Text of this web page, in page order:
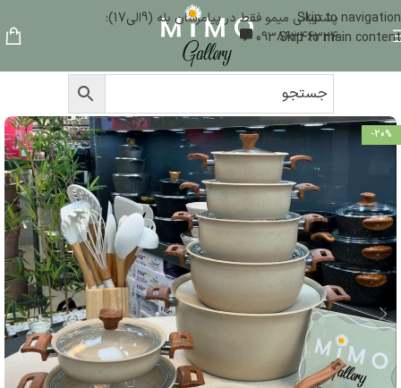
Skip to navigation
Skip to main content
پشتیبانی میمو فقط در پیامرسان بله (9الی17):
09386346324
-20%